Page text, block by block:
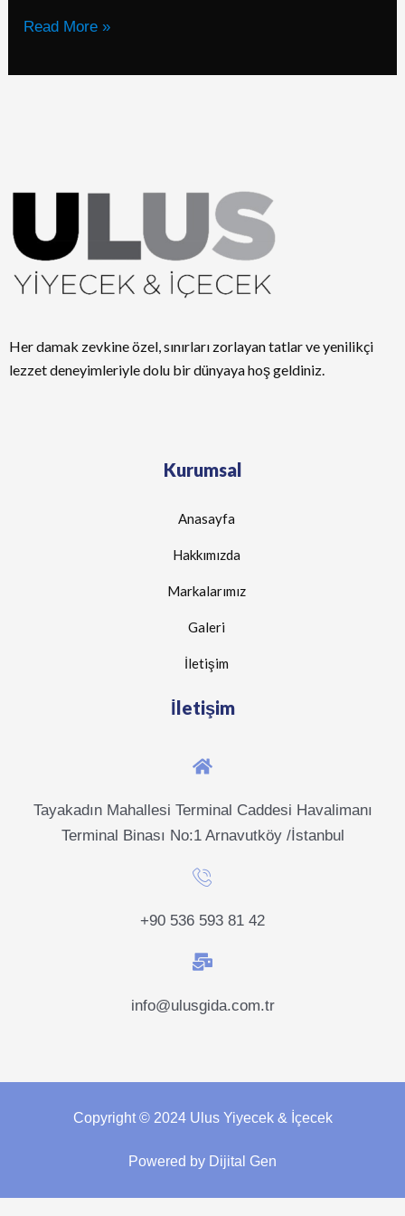
Read More »
Her damak zevkine özel, sınırları zorlayan tatlar ve yenilikçi
lezzet deneyimleriyle dolu bir dünyaya hoş geldiniz.
Kurumsal
Anasayfa
Hakkımızda
Markalarımız
Galeri
İletişim
İletişim
Tayakadın Mahallesi Terminal Caddesi Havalimanı
Terminal Binası No:1 Arnavutköy /İstanbul
+90 536 593 81 42
info@ulusgida.com.tr
Copyright © 2024 Ulus Yiyecek & İçecek
Powered by Dijital Gen